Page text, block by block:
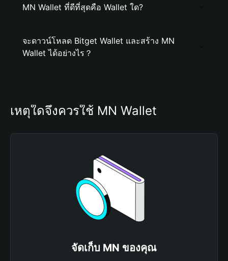
MN Wallet ที่ดีที่สุดคือ Wallet ใด?
จะดาวน์โหลด Bitget Wallet และสร้าง MN
Wallet ได้อย่างไร？
เหตุใดจึงควรใช้ MN Wallet
จัดเก็บ MN ของคุณ